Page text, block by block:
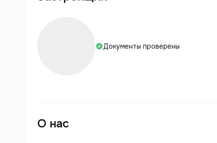
Документы проверены
О нас